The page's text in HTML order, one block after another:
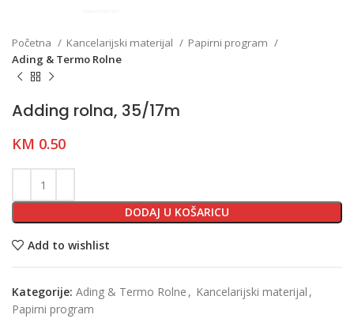
Početna Kancelarijski materijal
Papirni program
Ading & Termo Rolne
Adding rolna, 35/17m
KM 0.50
DODAJ U KOŠARICU
Add to wishlist
Kategorije: Ading & Termo Rolne , Kancelarijski materijal ,
Papirni program